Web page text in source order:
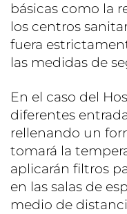
básicas como la
los centros
fuera
las medidas de
En el caso del
diferentes
rellenando un
tomará la
aplicarán filtros
en las salas de
medio de